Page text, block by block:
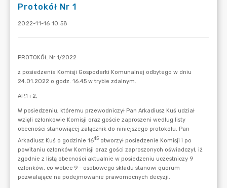
Protokół Nr 1
2022-11-16 10:58